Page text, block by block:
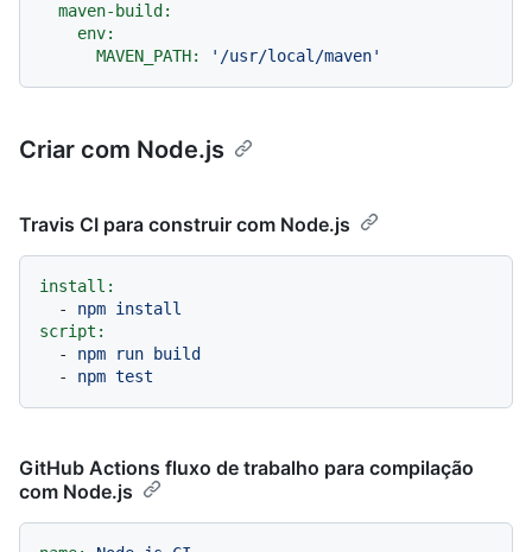
maven-build:
env:
MAVEN_PATH:
'/usr/local/maven'
Criar com Node.js
Travis CI para construir com Node.js
install:
-
npm install
script:
-
npm run
build
-
npm test
GitHub Actions fluxo de trabalho para compilação
com Node.js